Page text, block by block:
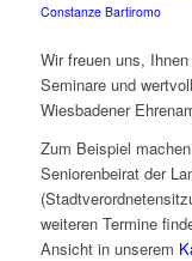
Constanze Bartiromo
Wir freuen uns,
Seminare und
Wiesbadener
Zum Beispiel
Seniorenbeirat der
weiteren Termine
Ansicht in unserem